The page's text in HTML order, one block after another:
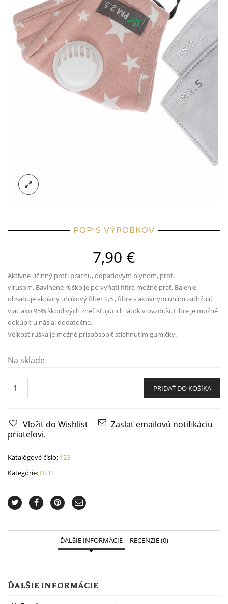
POPIS VÝROBKOV
7,90 €
Aktívne účinný proti prachu, odpadovým plynom, proti
vírusom. Bavlnené rúško je po vyňatí filtra možné prať. Balenie
obsahuje aktívny uhlíkový filter 2,5 , filtre s aktívnym uhlím zadržujú
viac ako 95% škodlivých znečisťujúcich látok v ovzduší. Filtre je možné
dokúpiť u nás aj dodatočne.
Veľkosť rúška je možné prispôsobiť stiahnutím gumičky.
Na sklade
Bavlnené
detské
výmenného
uhlíkového
filtra
quantity
PRIDAŤ DO KOŠÍKA
Vložiť do Wishlist
Zaslať emailovú notifikáciu
priateľovi.
Katalógové číslo: 123
Kategórie: DETI
ĎALŠIE INFORMÁCIE RECENZIE (0)
ĎALŠIE INFORMÁCIE